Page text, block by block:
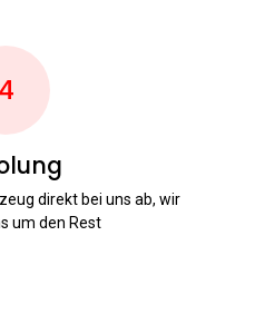
4
direkt bei uns ab, wir
um den Rest